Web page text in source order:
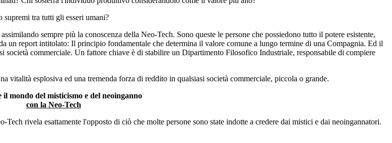
tra tutti gli esseri umani?
sempre più la conoscenza della Neo-Tech. Sono queste le persone che possiedono tutto il potere esistente,
un report intitolato: Il principio fondamentale che determina il valore comune a lungo termine di una Compagnia. Ed il
commerciale. Un fattore chiave è di stabilire un Dipartimento Filosofico Industriale, responsabile di compiere
esplosiva ed una tremenda forza di reddito in qualsiasi società commerciale, piccola o grande.
mondo del misticismo e del neoinganno
con la Neo-Tech
rivela esattamente l'opposto di ciò che molte persone sono state indotte a credere dai mistici e dai neoingannatori.